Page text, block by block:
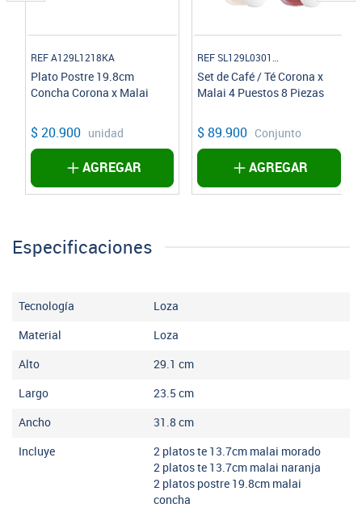
REF A129L1218KA
Plato Postre 19.8cm
Concha Corona x Malai
$ 20.900 unidad
AGREGAR
REF SL129L030108
Set de Café / Té Corona x
Malai 4 Puestos 8 Piezas
$ 89.900 Conjunto
AGREGAR
Especificaciones
Tecnología Loza
Material Loza
Alto 29.1 cm
Largo 23.5 cm
Ancho 31.8 cm
Incluye
2 platos te 13.7cm malai morado
2 platos te 13.7cm malai naranja
2 platos postre 19.8cm malai
concha